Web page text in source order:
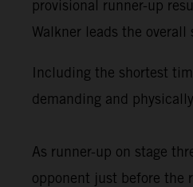
provisional runner-up
Walkner leads the
Including the shortest
demanding and
As runner-up on stage
opponent just before the